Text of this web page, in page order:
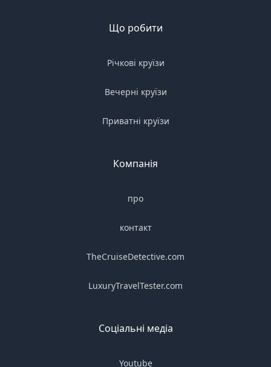
Що робити
Річкові круїзи
Вечерні круїзи
Приватні круїзи
Компанія
про
контакт
TheCruiseDetective.com
LuxuryTravelTester.com
Соціальні медіа
Youtube